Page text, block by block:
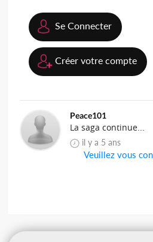
Se Connecter
Créer votre compte
Peace101
La saga continue...
il y a 5 ans
Veuillez vous